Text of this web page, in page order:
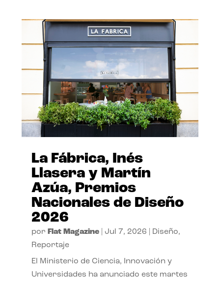
La Fábrica, Inés
Llasera y Martín
Azúa, Premios
Nacionales de Diseño
2026
por Flat Magazine| Jul 7, 2026 Diseño,
Reportaje
El Ministerio de Ciencia, Innovación y
Universidades ha anunciado este martes